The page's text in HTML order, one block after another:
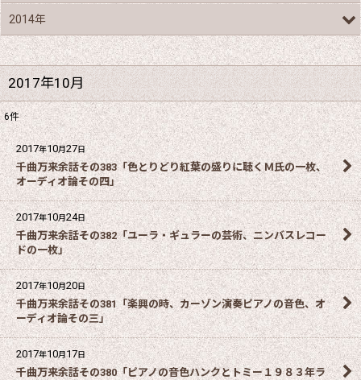
2017年10月
6件
2017年10月27日
千曲万来余話その383「色とりどり紅葉の盛りに聴くＭ氏の一枚、
オーディオ論その四」
2017年10月24日
千曲万来余話その382「ユーラ・ギュラーの芸術、ニンバスレコー
ドの一枚」
2017年10月20日
千曲万来余話その381「楽興の時、カーゾン演奏ピアノの音色、オ
ーディオ論その三」
2017年10月17日
千曲万来余話その380「ピアノの音色ハンクとトミー１９８３年ラ
2014年